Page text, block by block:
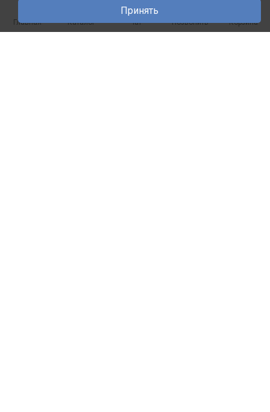
Принять
Главная Каталог Чат Позвонить Корзина